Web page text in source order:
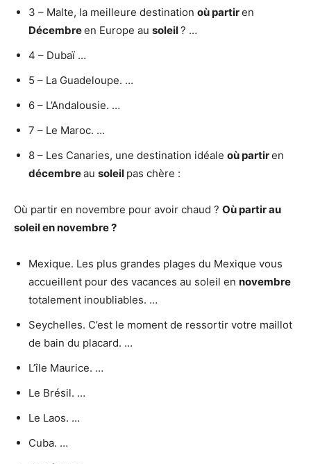
3 – Malte, la meilleure destination où partiren
Décembreen Europe au soleil? …
4 – Dubaï …
5 – La Guadeloupe. …
6 – L’Andalousie. …
7 – Le Maroc. …
8 – Les Canaries, une destination idéale où partiren
décembreau soleil pas chère :
Où partir en novembre pour avoir chaud ? Où partir au
soleil ennovembre?
Mexique. Les plus grandes plages du Mexique vous
accueillent pour des vacances au soleil en novembre
totalement inoubliables. …
Seychelles. C’est le moment de ressortir votre maillot
de bain du placard. …
L’île Maurice. …
Le Brésil. …
Le Laos. …
Cuba. …